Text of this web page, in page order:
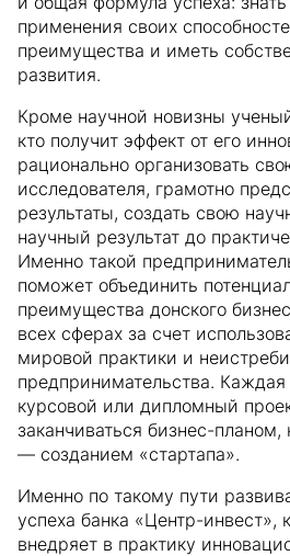
применения своих
преимущества и иметь
развития.
Кроме научной новизны
кто получит эффект от его
рационально организовать
исследователя, грамотно
результаты, создать свою
научный результат до
Именно такой
поможет объединить
преимущества донского
всех сферах за счет
мировой практики и
предпринимательства. Каждая
курсовой или дипломный
заканчиваться бизнес-
— созданием «стартапа».
Именно по такому пути
успеха банка «Центр-инвест»,
внедряет в практику